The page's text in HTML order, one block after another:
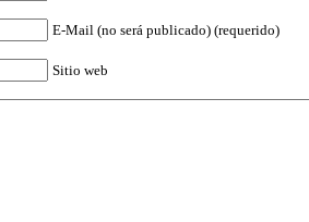
E-Mail (no será publicado) (requerido)
Sitio web